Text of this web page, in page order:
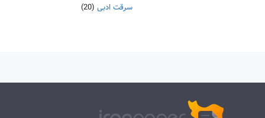
سرقت ادبی (20)